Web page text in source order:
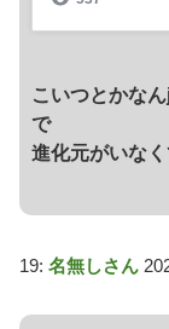
こいつとかな
で
進化元がいな
19: 名無しさん